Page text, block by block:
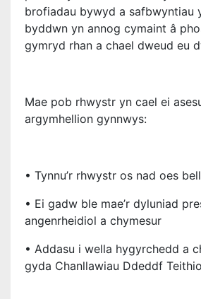
brofiadau bywyd a safbwyntiau
byddwn yn annog cymaint â
gymryd rhan a chael dweud eu
Mae pob rhwystr yn cael ei
argymhellion gynnwys:
• Tynnu’r rhwystr os nad oes
• Ei gadw ble mae’r dyluniad
angenrheidiol a chymesur
• Addasu i wella hygyrchedd a
gyda Chanllawiau Ddeddf